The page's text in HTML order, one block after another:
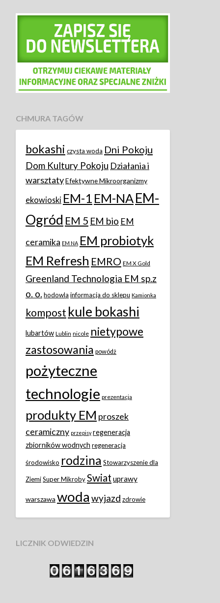
CHMURA TAGÓW
bokashi czysta woda Dni Pokoju
Dom Kultury Pokoju Działania i
warsztatyEfektywne Mikroorganizmy
ekowioski EM-1 EM-NAEM-
Ogród EM 5 EM bio EM
ceramika EM NA EM probiotyk
EM Refresh EMRO EM X Gold
Greenland Technologia EM sp.z
o. o.hodowla informacja do sklepu Kamionka
kompost kule bokashi
lubartów Lublin nicole nietypowe
zastosowania powódż
pożyteczne
technologie prezentacja
produkty EM proszek
ceramiczny przepisy regeneracja
zbiorników wodnych regeneracja
środowisko rodzina Stowarzyszenie dla
ZiemiSuper MikrobySwiat uprawy
warszawa woda wyjazd zdrowie
LICZNIK ODWIEDZIN